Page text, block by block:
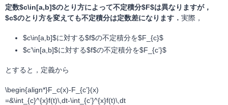
定数$c\in[a,b]$のとり方によって不定積分$F$は異なりますが，
$c$のとり方を変えても不定積分は定数差になります． 実際，
$c\in[a,b]$に対する$f$の不定積分を$F_{c}$
$c’\in[a,b]$に対する$f$の不定積分を$F_{c’}$
とすると，定義から
\begin{align*}F_c(x)-F_{c’}(x)
=&\int_{c}^{x}f(t)\,dt-\int_{c’}^{x}f(t)\,dt